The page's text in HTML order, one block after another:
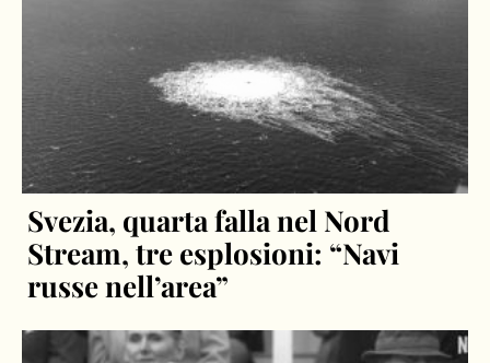
Svezia, quarta falla nel Nord
Stream, tre esplosioni: “Navi
russe nell’area”